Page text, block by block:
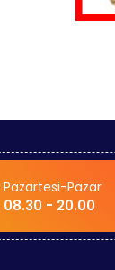
Pazartesi-Pazar
08.30 - 20.00